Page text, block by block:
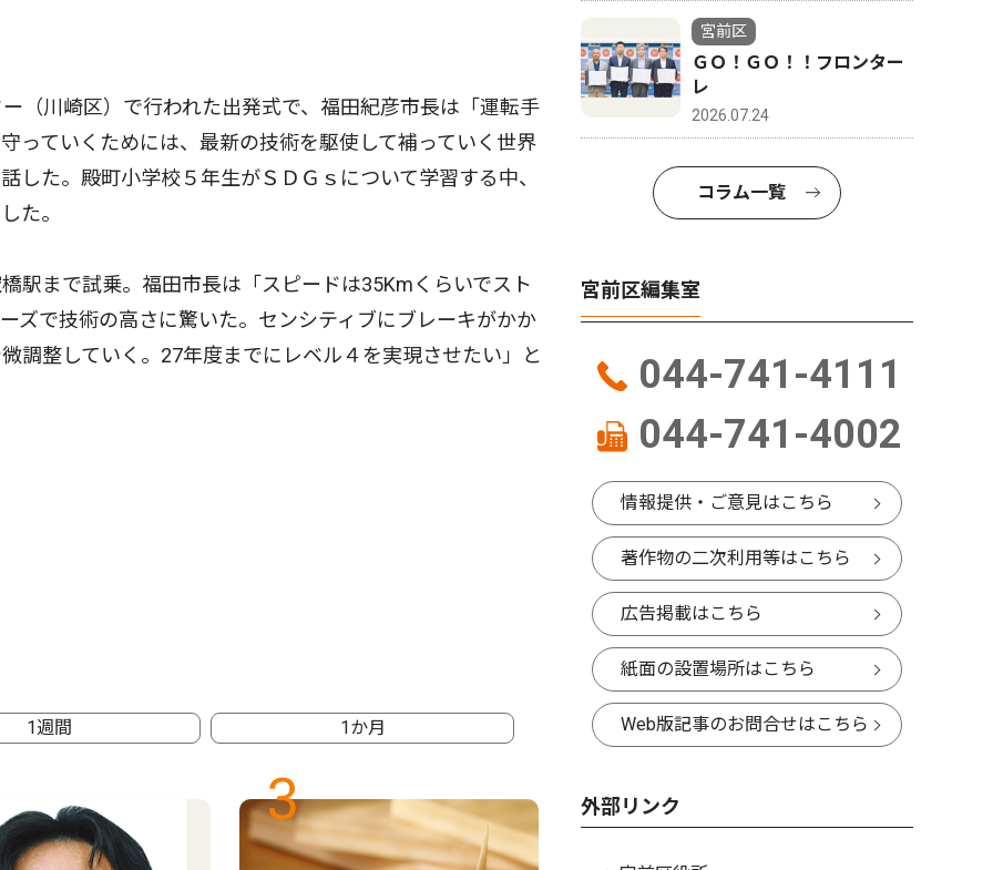
川崎区）で行われた出発式で、福田紀彦市長は「運転手
っていくためには、最新の技術を駆使して補っていく世界
した。殿町小学校５年生がＳＤＧｓについて学習する中、
た。
まで試乗。福田市長は「スピードは35Kmくらいでスト
ズで技術の高さに驚いた。センシティブにブレーキがかか
調整していく。27年度までにレベル４を実現させたい」と
1週間 1か月
3 4
宮前区
ＧＯ！ＧＯ！！フロンター
レ
2026.07.24
コラム一覧
宮前区編集室
044-741-4111
044-741-4002
情報提供・ご意見はこちら
著作物の二次利用等はこちら
広告掲載はこちら
紙面の設置場所はこちら
Web版記事のお問合せはこちら
外部リンク